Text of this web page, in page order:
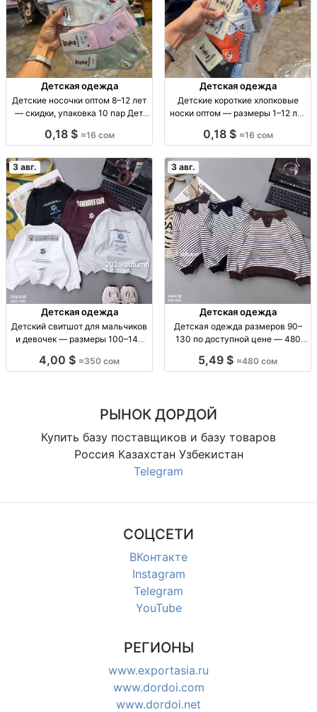
Детская одежда
Детские носочки оптом 8–12 лет
— скидки, упаковка 10 пар Дет.
16 сом
0,18 $ ≈16 сом
Детская одежда
Детские короткие хлопковые
носки оптом — размеры 1–12 лет
4–8, 8–12 лет, уп. 10 шт.
0,18 $ ≈16 сом
3 авг.
Детская одежда
Детский свитшот для мальчиков
и девочек — размеры 100–140
100–140, 350 сом
4,00 $ ≈350 сом
3 авг.
Детская одежда
Детская одежда размеров 90–
130 по доступной цене — 480
480 сом
5,49 $ ≈480 сом
РЫНОК ДОРДОЙ
Купить базу поставщиков и базу товаров
Россия Казахстан Узбекистан
Telegram
СОЦСЕТИ
ВКонтакте
Instagram
Telegram
YouTube
РЕГИОНЫ
www.exportasia.ru
www.dordoi.com
www.dordoi.net